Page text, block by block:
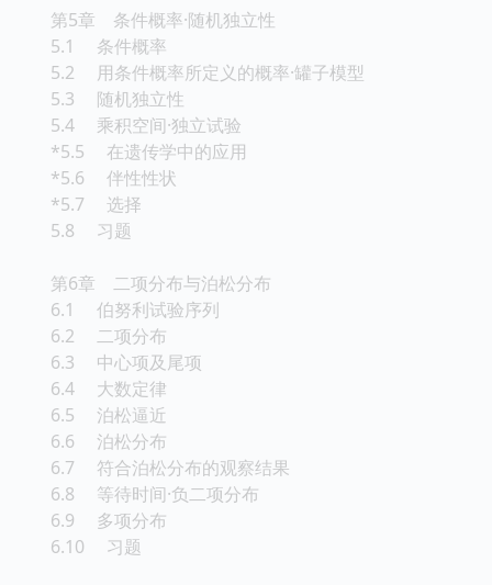
第5章 条件概率·随机独立性
5.1 条件概率
5.2 用条件概率所定义的概率·罐子模型
5.3 随机独立性
5.4 乘积空间·独立试验
*5.5 在遗传学中的应用
*5.6 伴性性状
*5.7 选择
5.8 习题
第6章 二项分布与泊松分布
6.1 伯努利试验序列
6.2 二项分布
6.3 中心项及尾项
6.4 大数定律
6.5 泊松逼近
6.6 泊松分布
6.7 符合泊松分布的观察结果
6.8 等待时间·负二项分布
6.9 多项分布
6.10 习题